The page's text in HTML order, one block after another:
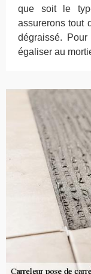
que soit le
assurerons tout
dégraissé.
égaliser au